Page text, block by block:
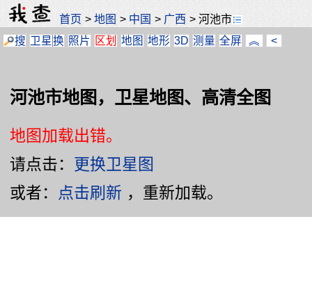
首页 >地图 > 中国 > 广西 >河池市
搜 卫星换 照片 区划 地图 地形 3D 测量 全屏 ︽ <
河池市地图，卫星地图、高清全图
地图加载出错。
请点击： 更换卫星图
或者： 点击刷新 ，重新加载。